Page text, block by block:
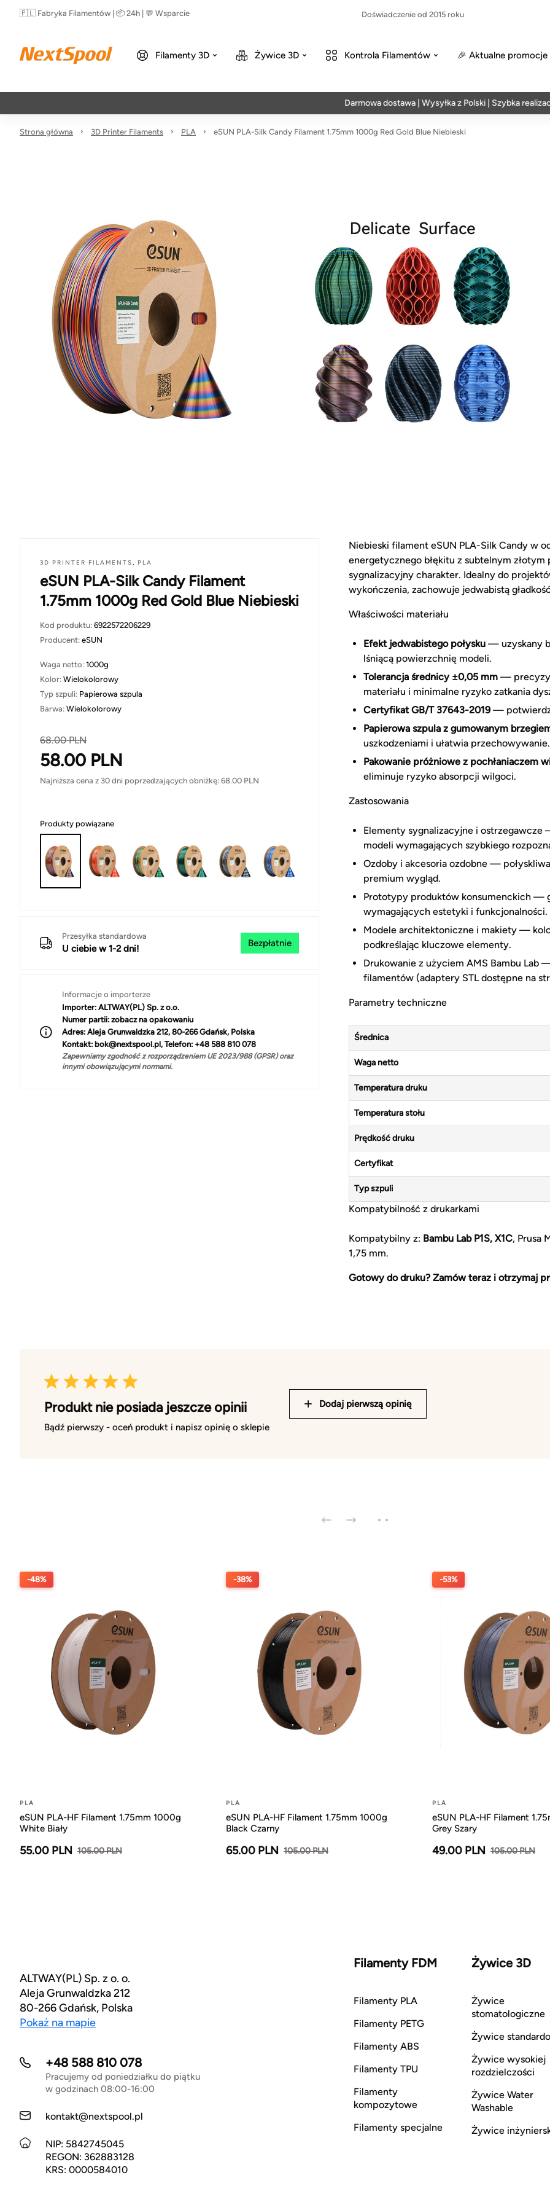
🇵🇱 Fabryka Filamentów | 📦 24h | 💬 Wsparcie Doświadczenie od 2015 roku
Filamenty 3D Żywice 3D Kontrola Filamentów 🎉 Aktualne promocje
Darmowa dostawa | Wysyłka z Polski | Szybka realizacja w
Strona główna 3D Printer Filaments PLA eSUN PLA-Silk Candy Filament 1.75mm 1000g Red Gold Blue Niebieski
3D PRINTER FILAMENTS, PLA
eSUN PLA-Silk Candy Filament
1.75mm 1000g Red Gold Blue Niebieski
Kod produktu: 6922572206229
Producent: eSUN
Waga netto: 1000g
Kolor: Wielokolorowy
Typ szpuli: Papierowa szpula
Barwa: Wielokolorowy
68.00PLN
58.00 PLN
Najniższa cena z 30 dni poprzedzających obniżkę: 68.00 PLN
Produkty powiązane
Przesyłka standardowa
U ciebie w 1-2 dni!
Bezpłatnie
Informacje o importerze
Importer: ALTWAY(PL) Sp. z o.o.
Numer partii: zobacz na opakowaniu
Adres: Aleja Grunwaldzka 212, 80-266 Gdańsk, Polska
Kontakt: bok@nextspool.pl, Telefon: +48 588 810 078
Zapewniamy zgodność z rozporządzeniem UE 2023/988 (GPSR) oraz
innymi obowiązującymi normami.
Niebieski filament eSUN PLA-Silk Candy w
energetycznego błękitu z subtelnym
sygnalizacyjny charakter. Idealny do
wykończenia, zachowuje jedwabistą
Właściwości materiału
Efekt jedwabistego połysku — uzyskany
lśniącą powierzchnię modeli.
Tolerancja średnicy ±0,05 mm —
materiału i minimalne ryzyko zatkania
Certyfikat GB/T 37643-2019 —
Papierowa szpula z gumowanym
uszkodzeniami i ułatwia przechowywanie.
Pakowanie próżniowe z pochłaniaczem
eliminuje ryzyko absorpcji wilgoci.
Zastosowania
Elementy sygnalizacyjne i
modeli wymagających szybkiego
Ozdoby i akcesoria ozdobne —
premium wygląd.
Prototypy produktów konsumenckich —
wymagających estetyki i funkcjonalności.
Modele architektoniczne i makiety —
podkreślając kluczowe elementy.
Drukowanie z użyciem AMS Bambu
filamentów (adaptery STL dostępne na
Parametry techniczne
Średnica
Waga netto
Temperatura druku
Temperatura stołu
Prędkość druku
Certyfikat
Typ szpuli
Kompatybilność z drukarkami
Kompatybilny z: Bambu Lab P1S, X1C, Prusa
1,75 mm.
Gotowy do druku? Zamów teraz i otrzymaj
Produkt nie posiada jeszcze opinii
Bądź pierwszy - oceń produkt i napisz opinię o sklepie
Dodaj pierwszą opinię
-48%
PLA
eSUN PLA-HF Filament 1.75mm 1000g
White Biały
55.00 PLN 105.00 PLN
-38%
PLA
eSUN PLA-HF Filament 1.75mm 1000g
Black Czarny
65.00 PLN 105.00 PLN
-53%
PLA
eSUN PLA-HF Filament
Grey Szary
49.00 PLN 105.00 PLN
ALTWAY(PL) Sp. z o. o.
Aleja Grunwaldzka 212
80-266 Gdańsk, Polska
Pokaż na mapie
+48 588 810 078
Pracujemy od poniedziałku do piątku
w godzinach 08:00-16:00
kontakt@nextspool.pl
NIP: 5842745045
REGON: 362883128
KRS: 0000584010
Filamenty FDM
Filamenty PLA
Filamenty PETG
Filamenty ABS
Filamenty TPU
Filamenty
kompozytowe
Filamenty specjalne
Żywice 3D
Żywice
stomatologiczne
Żywice
Żywice wysokiej
rozdzielczości
Żywice Water
Washable
Żywice